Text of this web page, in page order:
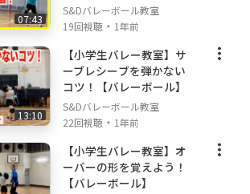
07:43
S&Dバレーボール教室
19回視聴 ・ 1年前
13:10
【小学生バレー教室】サ
ーブレシーブを弾かない
コツ！【バレーボール】
S&Dバレーボール教室
22回視聴 ・ 1年前
【小学生バレー教室】オ
ーバーの形を覚えよう！
【バレーボール】